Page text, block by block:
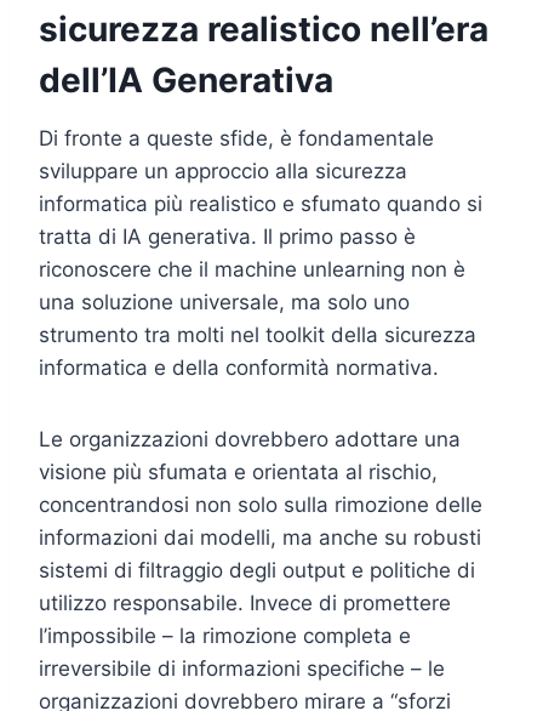
sicurezza realistico nell’era
dell’IA Generativa
Di fronte a queste sfide, è fondamentale
sviluppare un approccio alla sicurezza
informatica più realistico e sfumato quando si
tratta di IA generativa. Il primo passo è
riconoscere che il machine unlearning non è
una soluzione universale, ma solo uno
strumento tra molti nel toolkit della sicurezza
informatica e della conformità normativa.
Le organizzazioni dovrebbero adottare una
visione più sfumata e orientata al rischio,
concentrandosi non solo sulla rimozione delle
informazioni dai modelli, ma anche su robusti
sistemi di filtraggio degli output e politiche di
utilizzo responsabile. Invece di promettere
l’impossibile – la rimozione completa e
irreversibile di informazioni specifiche – le
organizzazioni dovrebbero mirare a “sforzi